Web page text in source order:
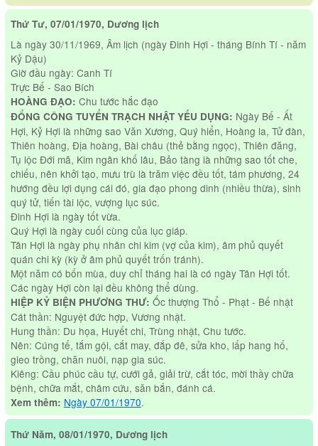
Thứ Tư, 07/01/1970, Dương lịch
Là ngày 30/11/1969, Âm lịch (ngày Đinh Hợi - tháng Bính Tí - năm
Kỷ Dậu)
Giờ đầu ngày: Canh Tí
Trực Bế - Sao Bích
HOÀNG ĐẠO: Chu tước hắc đạo
ĐỔNG CÔNG TUYỂN TRẠCH NHẬT YẾU DỤNG: Ngày Bế - Ất
Hợi, Kỷ Hợi là những sao Văn Xương, Quý hiển, Hoàng la, Tử đàn,
Thiên hoàng, Địa hoàng, Bài châu (thẻ bằng ngọc), Thiên đăng,
Tụ lộc Đới mã, Kim ngân khố lâu, Bảo tàng là những sao tốt che,
chiếu, nên khởi tạo, mưu trù là trăm việc đều tốt, tám phương, 24
hướng đều lợi dụng cái đó, gia đạo phong dinh (nhiều thừa), sinh
quý tử, tiến tài lộc, vượng lục súc.
Đinh Hợi là ngày tốt vừa.
Quý Hợi là ngày cuối cùng của lục giáp.
Tân Hợi là ngày phụ nhân chi kim (vợ của kim), âm phủ quyết
quán chi kỳ (kỳ ở âm phủ quyết trốn tránh).
Một năm có bốn mùa, duy chỉ tháng hai là có ngày Tân Hợi tốt.
Các ngày Hợi còn lại đều không thể dùng.
HIỆP KỶ BIỆN PHƯƠNG THƯ: Ốc thượng Thổ - Phạt - Bế nhật
Cát thần: Nguyệt đức hợp, Vương nhật.
Hung thần: Du họa, Huyết chi, Trùng nhật, Chu tước.
Nên: Cúng tế, tắm gội, cắt may, đắp đê, sửa kho, lấp hang hố,
gieo trồng, chăn nuôi, nạp gia súc.
Kiêng: Cầu phúc cầu tự, cưới gả, giải trừ, cắt tóc, mời thầy chữa
bệnh, chữa mắt, châm cứu, săn bắn, đánh cá.
Xem thêm: Ngày 07/01/1970.
Thứ Năm, 08/01/1970, Dương lịch